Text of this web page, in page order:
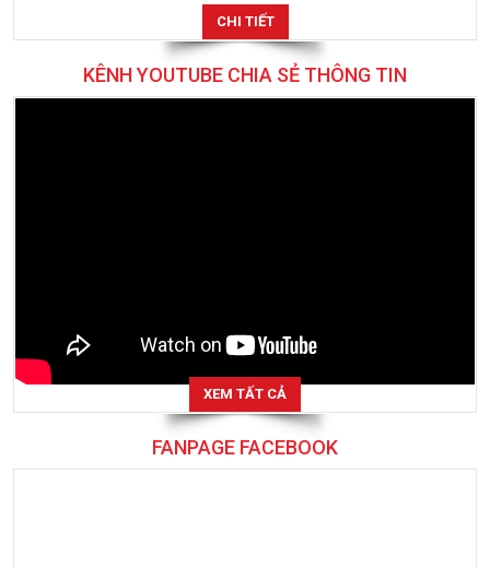
CHI TIẾT
KÊNH YOUTUBE CHIA SẺ THÔNG TIN
XEM TẤT CẢ
FANPAGE FACEBOOK